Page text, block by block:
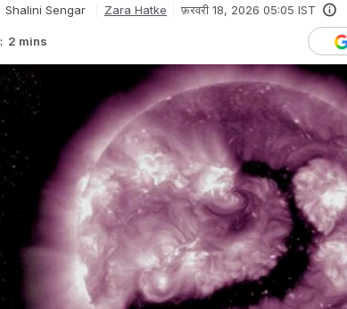
Shalini Sengar Zara Hatke फ़रवरी 18, 2026 05:05 IST
2 mins